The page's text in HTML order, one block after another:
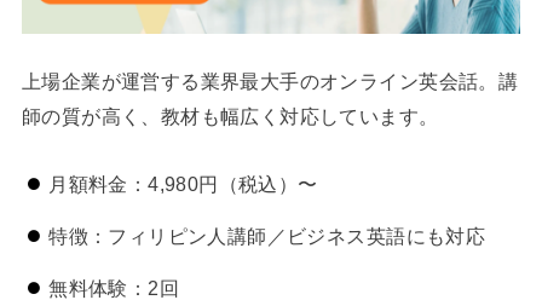
上場企業が運営する業界最大手のオンライン英会話。講
師の質が高く、教材も幅広く対応しています。
月額料金：4,980円（税込）〜
特徴：フィリピン人講師／ビジネス英語にも対応
無料体験：2回